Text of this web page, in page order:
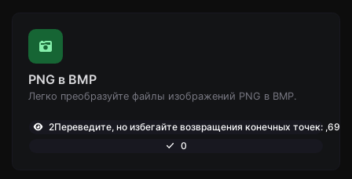
PNG в BMP
Легко преобразуйте файлы изображений PNG в BMP.
2Переведите, но избегайте возвращения конечных точек: ,698
0